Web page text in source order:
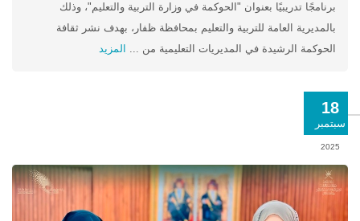
برنامجًا تدريبيًا بعنوان "الحوكمة في وزارة التربية والتعليم"، وذلك
بالمديرية العامة للتربية والتعليم بمحافظة ظفار، بهدف نشر ثقافة
الحوكمة الرشيدة في المديريات التعليمية من ... المزيد
18
سبتمبر
2025